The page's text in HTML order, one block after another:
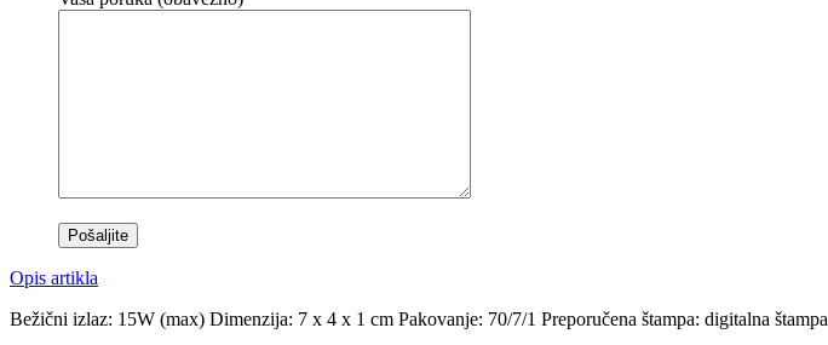
Opis artikla
Bežični izlaz: 15W (max) Dimenzija: 7 x 4 x 1 cm Pakovanje: 70/7/1 Preporučena štampa: digitalna štampa